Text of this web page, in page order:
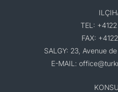
TEL:
FAX:
SALGY: 23, Avenue
E-MAIL: